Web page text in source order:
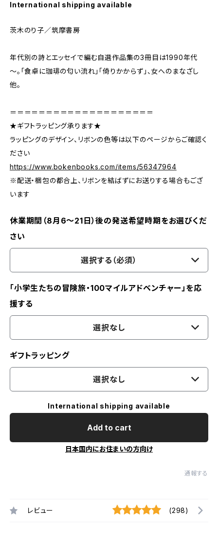
International shipping available
茨木のり子／筑摩書房
年代別の詩とエッセイで編む自選作品集の3冊目は1990年代
～。「食卓に珈琲の匂い流れ」「倚りかからず」、女へのまなざし
他。
＝＝＝＝＝＝＝＝＝＝＝＝＝＝＝＝＝＝＝＝
★ギフトラッピング承ります★
ラッピングのデザイン、リボンの色等は以下のページからご確認く
ださい
https://www.bokenbooks.com/items/56347964
※配送・梱包の都合上、リボンを結ばずにお送りする場合もござ
います
休業期間（8月6〜21日）後の発送希望時期をお選びくだ
さい
選択する（必須）
「小学生たちの冒険旅・100マイルアドベンチャー」を応
援する
選択なし
ギフトラッピング
選択なし
International shipping available
Add to cart
日本国内にお住まいの方向け
通報する
レビュー (298)